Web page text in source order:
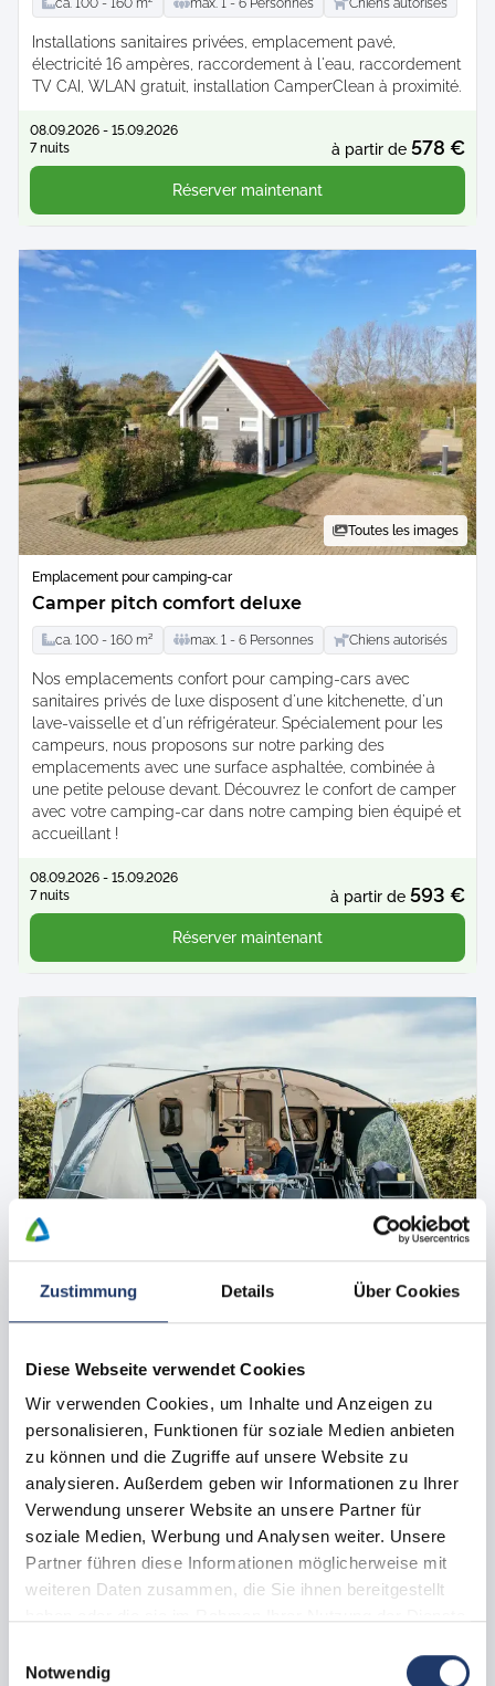
Zustimmung Details Über Cookies
Diese Webseite verwendet Cookies
Wir verwenden Cookies, um Inhalte und Anzeigen zu
personalisieren, Funktionen für soziale Medien anbieten
zu können und die Zugriffe auf unsere Website zu
analysieren. Außerdem geben wir Informationen zu Ihrer
Verwendung unserer Website an unsere Partner für
soziale Medien, Werbung und Analysen weiter. Unsere
Partner führen diese Informationen möglicherweise mit
weiteren Daten zusammen, die Sie ihnen bereitgestellt
Notwendig
ca. 100 - 160 m² max. 1 - 6 Personnes Chiens autorisés
Installations sanitaires privées, emplacement pavé,
électricité 16 ampères, raccordement à l'eau, raccordement
TV CAI, WLAN gratuit, installation CamperClean à proximité.
08.09.2026 - 15.09.2026
7 nuits
à partir de 578 €
Réserver maintenant
Toutes les images
Emplacement pour camping-car
Camper pitch comfort deluxe
ca. 100 - 160 m² max. 1 - 6 Personnes Chiens autorisés
Nos emplacements confort pour camping-cars avec
sanitaires privés de luxe disposent d'une kitchenette, d'un
lave-vaisselle et d'un réfrigérateur. Spécialement pour les
campeurs, nous proposons sur notre parking des
emplacements avec une surface asphaltée, combinée à
une petite pelouse devant. Découvrez le confort de camper
avec votre camping-car dans notre camping bien équipé et
accueillant !
08.09.2026 - 15.09.2026
7 nuits
à partir de 593 €
Réserver maintenant
Toutes les images
Emplacement de camping avec animal domestique
Nos emplacements confort spacieux disposent d'un sol en
gazon et sont entourés d'espaces verts, ce qui te garantit
suffisamment d'intimité. Profite des bâtiments sanitaires
chauffés. Tu trouveras ici la combinaison parfaite de
détente, de confort et de plaisir en famille sur un site de
premier choix à proximité de la plage.
08.09.2026 - 15.09.2026
7 nuits
à partir de 452 €